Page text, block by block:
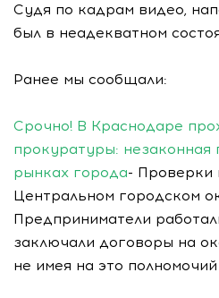
Судя по кадрам видео,
был в неадекватном
Ранее мы сообщали:
Срочно! В Краснодаре
прокуратуры:
рынках города- Проверки
Центральном городском
Предприниматели
заключали договоры на
не имея на это